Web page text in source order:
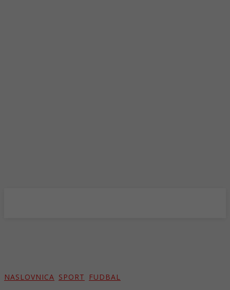
NASLOVNICA SPORT FUDBAL